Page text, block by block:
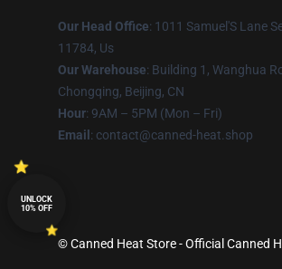
Our Head Office: 1011 Samuel'S Lane
11784, Us
Our Warehouse: Building 1, Wanghua
Chongqing, Beijing, CN
Hour: 9AM – 5PM (Mon – Fri)
Email : contact@canned-heat.shop
© Canned Heat Store - Official Canned
UNLOCK
10% OFF